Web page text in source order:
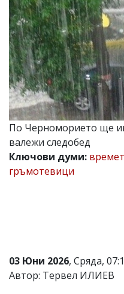
Управители:
Веселин
Василев,
email:
v.vasilev@flagman.bg
Катя
Касабова,
еmail:k.kassabova@flagman.bg
Главен
редактор:
Колев,
email:
office@flagman.bg
читателите
и
редакцията
По Черноморието ще
валежи следобед
Ключови думи:
гръмотевици
03 Юни 2026, Сряда,
Автор: Тервел ИЛИЕВ